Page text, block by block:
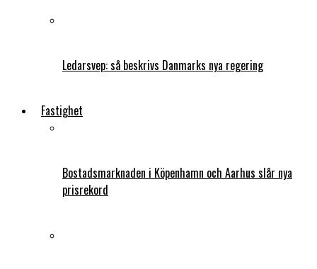
Ledarsvep: så beskrivs Danmarks nya regering
Fastighet
Bostadsmarknaden i Köpenhamn och Aarhus slår nya
prisrekord